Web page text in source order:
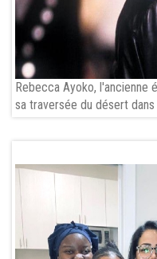
Rebecca Ayoko, l'ancienne
sa traversée du désert